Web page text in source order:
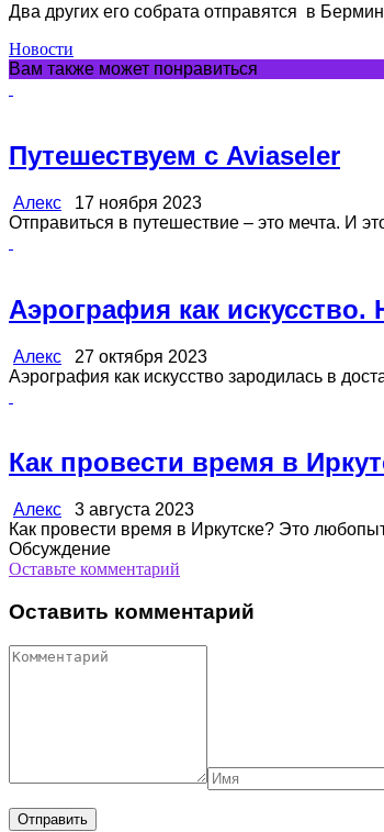
Два других его собрата отправятся в
Новости
Вам также может понравиться
Путешествуем с Aviaseler
Алекс 17 ноября 2023
Отправиться в путешествие – это мечта. И
Аэрография как искусство.
Алекс 27 октября 2023
Аэрография как искусство зародилась в
Как провести время в
Алекс 3 августа 2023
Как провести время в Иркутске? Это
Обсуждение
Оставьте комментарий
Оставить комментарий